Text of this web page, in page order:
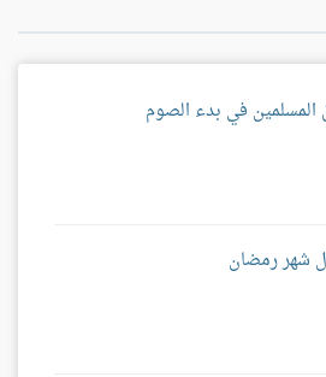
المسلمين في بدء الصوم
شهر رمضان